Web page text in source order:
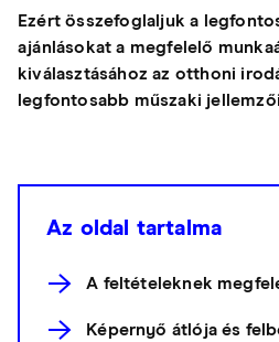
Ezért összefoglaljuk a
ajánlásokat a megfelelő
kiválasztásához az otthoni
legfontosabb műszaki
Az oldal tartalma
A feltételeknek
Képernyő átlója és